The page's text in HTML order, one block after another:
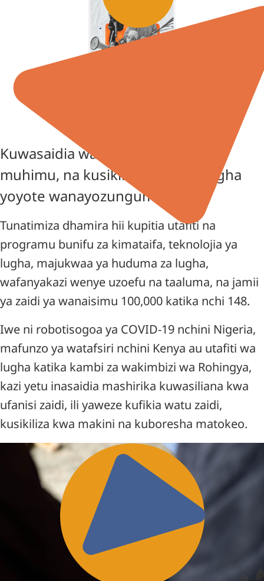
Kuwasaidia watu kupata habari
muhimu, na kusikilizwa, katika lugha
yoyote wanayozungumza.
Tunatimiza dhamira hii kupitia utafiti na
programu bunifu za kimataifa, teknolojia ya
lugha, majukwaa ya huduma za lugha,
wafanyakazi wenye uzoefu na taaluma, na jamii
ya zaidi ya wanaisimu 100,000 katika nchi 148.
Iwe ni robotisogoa ya COVID-19 nchini Nigeria,
mafunzo ya watafsiri nchini Kenya au utafiti wa
lugha katika kambi za wakimbizi wa Rohingya,
kazi yetu inasaidia mashirika kuwasiliana kwa
ufanisi zaidi, ili yaweze kufikia watu zaidi,
kusikiliza kwa makini na kuboresha matokeo.